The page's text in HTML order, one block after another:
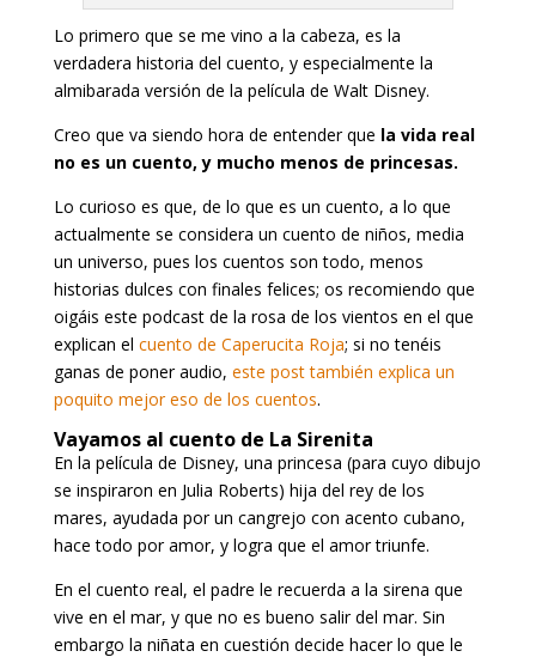
Lo primero que se me vino a la cabeza, es la
verdadera historia del cuento, y especialmente la
almibarada versión de la película de Walt Disney.
Creo que va siendo hora de entender que la vida real
no es un cuento, y mucho menos de princesas.
Lo curioso es que, de lo que es un cuento, a lo que
actualmente se considera un cuento de niños, media
un universo, pues los cuentos son todo, menos
historias dulces con finales felices; os recomiendo que
oigáis este podcast de la rosa de los vientos en el que
explican el cuento de Caperucita Roja; si no tenéis
ganas de poner audio, este post también explica un
poquito mejor eso de los cuentos.
Vayamos al cuento de La Sirenita
En la película de Disney, una princesa (para cuyo dibujo
se inspiraron en Julia Roberts) hija del rey de los
mares, ayudada por un cangrejo con acento cubano,
hace todo por amor, y logra que el amor triunfe.
En el cuento real, el padre le recuerda a la sirena que
vive en el mar, y que no es bueno salir del mar. Sin
embargo la niñata en cuestión decide hacer lo que le